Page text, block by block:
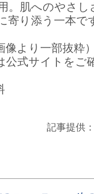
。肌へのやさし
寄り添う一本で
像より一部抜粋
公式サイトをご
記事提供